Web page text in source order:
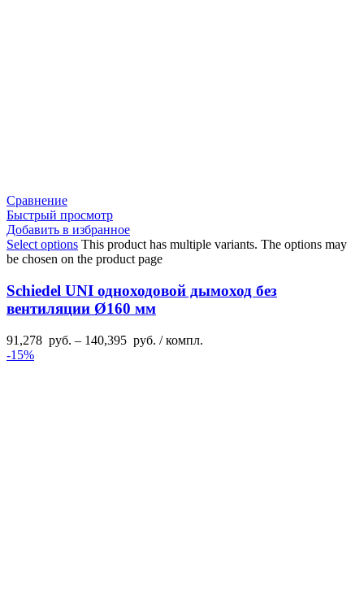
Сравнение
Быстрый просмотр
Добавить в избранное
Select options This product has multiple variants. The options may
be chosen on the product page
Schiedel UNI одноходовой дымоход без
вентиляции Ø160 мм
91,278 руб. – 140,395 руб. / компл.
-15%